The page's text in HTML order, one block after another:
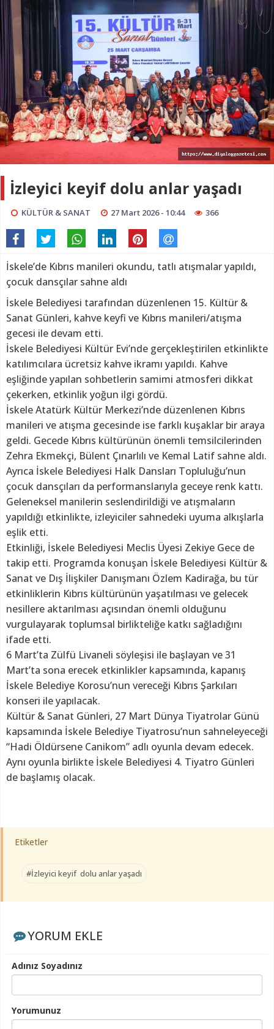
İzleyici keyif dolu anlar yaşadı
KÜLTÜR & SANAT 27 Mart 2026 - 10:44 366
İskele’de Kıbrıs manileri okundu, tatlı atışmalar yapıldı,
çocuk dansçılar sahne aldı
İskele Belediyesi tarafından düzenlenen 15. Kültür &
Sanat Günleri, kahve keyfi ve Kıbrıs manileri/atışma
gecesi ile devam etti.
İskele Belediyesi Kültür Evi’nde gerçekleştirilen etkinlikte
katılımcılara ücretsiz kahve ikramı yapıldı. Kahve
eşliğinde yapılan sohbetlerin samimi atmosferi dikkat
çekerken, etkinlik yoğun ilgi gördü.
İskele Atatürk Kültür Merkezi’nde düzenlenen Kıbrıs
manileri ve atışma gecesinde ise farklı kuşaklar bir araya
geldi. Gecede Kıbrıs kültürünün önemli temsilcilerinden
Zehra Ekmekçi, Bülent Çınarlılı ve Kemal Latif sahne aldı.
Ayrıca İskele Belediyesi Halk Dansları Topluluğu’nun
çocuk dansçıları da performanslarıyla geceye renk kattı.
Geleneksel manilerin seslendirildiği ve atışmaların
yapıldığı etkinlikte, izleyiciler sahnedeki uyuma alkışlarla
eşlik etti.
Etkinliği, İskele Belediyesi Meclis Üyesi Zekiye Gece de
takip etti. Programda konuşan İskele Belediyesi Kültür &
Sanat ve Dış İlişkiler Danışmanı Özlem Kadirağa, bu tür
etkinliklerin Kıbrıs kültürünün yaşatılması ve gelecek
nesillere aktarılması açısından önemli olduğunu
vurgulayarak toplumsal birlikteliğe katkı sağladığını
ifade etti.
6 Mart’ta Zülfü Livaneli söyleşisi ile başlayan ve 31
Mart’ta sona erecek etkinlikler kapsamında, kapanış
İskele Belediye Korosu’nun vereceği Kıbrıs Şarkıları
konseri ile yapılacak.
Kültür & Sanat Günleri, 27 Mart Dünya Tiyatrolar Günü
kapsamında İskele Belediye Tiyatrosu’nun sahneleyeceği
“Hadi Öldürsene Canikom” adlı oyunla devam edecek.
Aynı oyunla birlikte İskele Belediyesi 4. Tiyatro Günleri
de başlamış olacak.
Etiketler
#İzleyici keyif dolu anlar yaşadı
YORUM EKLE
Adınız Soyadınız
Yorumunuz